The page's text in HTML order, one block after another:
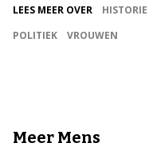
LEES MEER OVER HISTORIE
POLITIEK
VROUWEN
Meer Mens